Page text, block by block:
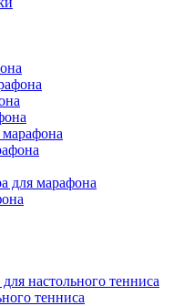
для марафона
настольного тенниса
тенниса